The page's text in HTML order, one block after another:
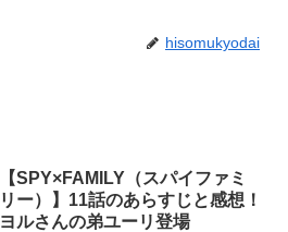
hisomukyodai
【SPY×FAMILY（スパイファミ
リー）】11話のあらすじと感想！
ヨルさんの弟ユーリ登場